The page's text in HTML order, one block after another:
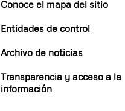
Conoce el mapa del sitio
Entidades de control
Archivo de noticias
Transparencia y acceso a la
información